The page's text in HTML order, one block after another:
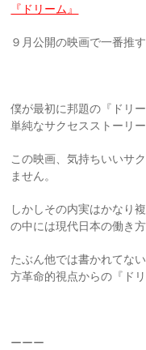
『ドリーム』
９月公開の映画で一番推
僕が最初に邦題の『ドリ
単純なサクセスストーリー
この映画、気持ちいいサ
ません。
しかしその内実はかなり
の中には現代日本の働き
たぶん他では書かれてな
方革命的視点からの『ドリ
ーーー